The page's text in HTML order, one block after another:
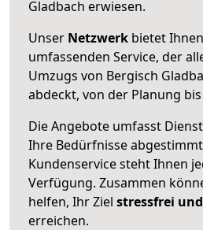
Gladbach erwiesen.
Unser Netzwerk bietet
umfassenden Service, der
Umzugs von Bergisch
abdeckt, von der Planung
Die Angebote umfasst
Ihre Bedürfnisse
Kundenservice steht Ihnen
Verfügung. Zusammen
helfen, Ihr Ziel stressfrei
erreichen.